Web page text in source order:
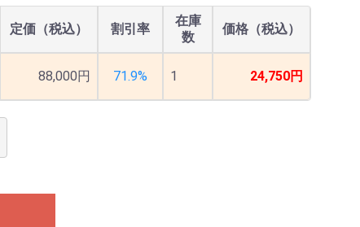
定価（税込） 割引率
在庫
数
価格（税込）
88,000円 71.9% 1 24,750円